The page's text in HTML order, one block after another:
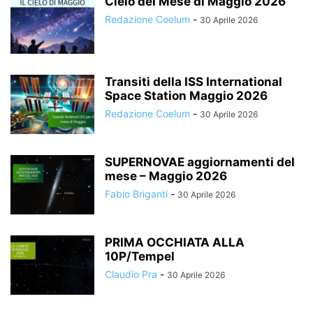
Redazione Coelum - 30 Aprile 2026
Transiti della ISS International
Space Station Maggio 2026
Redazione Coelum - 30 Aprile 2026
SUPERNOVAE aggiornamenti del
mese – Maggio 2026
Fabio Briganti - 30 Aprile 2026
PRIMA OCCHIATA ALLA
10P/Tempel
Claudio Pra - 30 Aprile 2026